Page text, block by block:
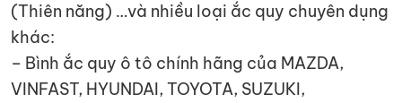
(Thiên năng) …và nhiều loại ắc quy chuyên dụng
khác:
– Bình ắc quy ô tô chính hãng của MAZDA,
VINFAST, HYUNDAI, TOYOTA, SUZUKI,